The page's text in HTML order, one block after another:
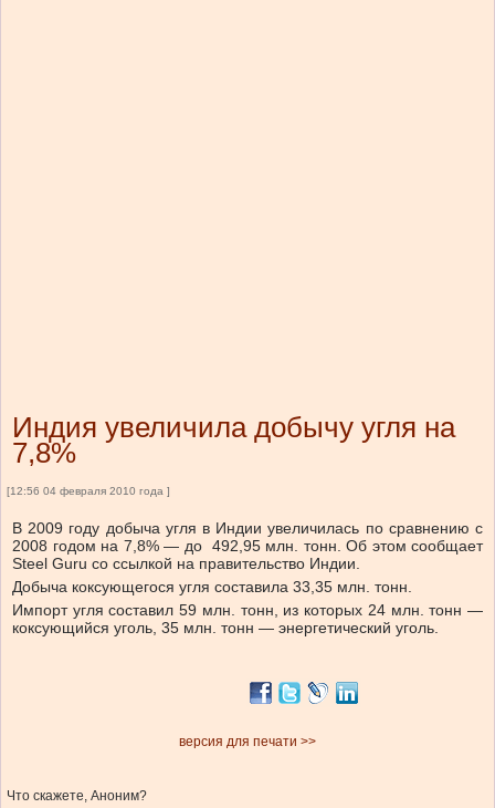
Индия увеличила добычу угля на
7,8%
[12:56 04 февраля 2010 года ]
В 2009 году добыча угля в Индии увеличилась по сравнению с
2008 годом на 7,8% — до 492,95 млн. тонн. Об этом сообщает
Steel Guru со ссылкой на правительство Индии.
Добыча коксующегося угля составила 33,35 млн. тонн.
Импорт угля составил 59 млн. тонн, из которых 24 млн. тонн —
коксующийся уголь, 35 млн. тонн — энергетический уголь.
версия для печати >>
Что скажете, Аноним?